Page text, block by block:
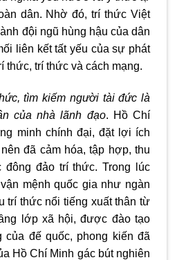
dân. Nhờ đó, trí thức Việt
đội ngũ hùng hậu của dân
liên kết tất yếu của sự phát
thức, trí thức và cách mạng.
tìm kiếm người tài đức là
của nhà lãnh đạo. Hồ Chí
minh chính đại, đặt lợi ích
đã cảm hóa, tập hợp, thu
đông đảo trí thức. Trong lúc
mệnh quốc gia như ngàn
trí thức nổi tiếng xuất thân từ
lớp xã hội, được đào tạo
của đế quốc, phong kiến đã
Hồ Chí Minh gác bút nghiên